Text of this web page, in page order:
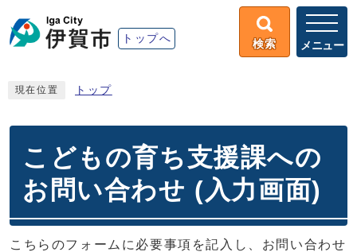
トップへ 検索 メニュー
現在位置 トップ
こどもの育ち支援課への
お問い合わせ (入力画面)
こちらのフォームに必要事項を記入し、お問い合わせ